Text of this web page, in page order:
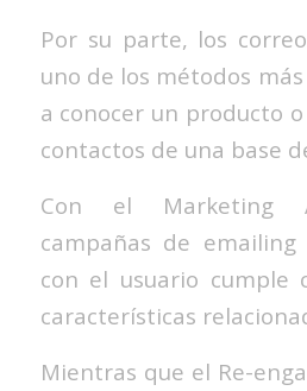
Por su parte, los
uno de los métodos
a conocer un producto
contactos de una base
Con el Marketing
campañas de
con el usuario cumple
características
Mientras que el Re-